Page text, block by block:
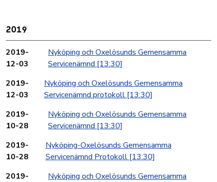
2019
2019-
12-03
Nyköping och Oxelösunds Gemensamma
Servicenämnd [13:30]
2019-
12-03
Nyköping och Oxelösunds Gemensamma
Servicenämnd protokoll [13:30]
2019-
10-28
Nyköping och Oxelösunds Gemensamma
Servicenämnd [13:30]
2019-
10-28
Nyköping-Oxelösunds Gemensamma
Servicenämnd Protokoll [13:30]
2019-
Nyköping och Oxelösunds Gemensamma